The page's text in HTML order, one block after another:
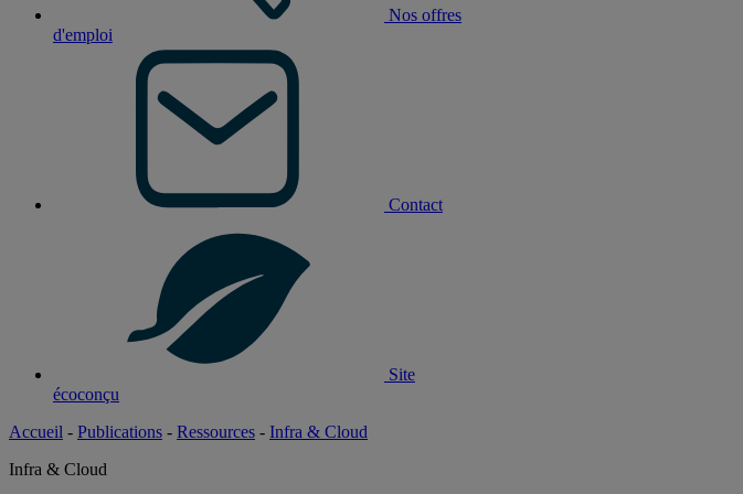
Nos offres
d'emploi
Contact
Site
écoconçu
Accueil - Publications - Ressources - Infra & Cloud
Infra & Cloud